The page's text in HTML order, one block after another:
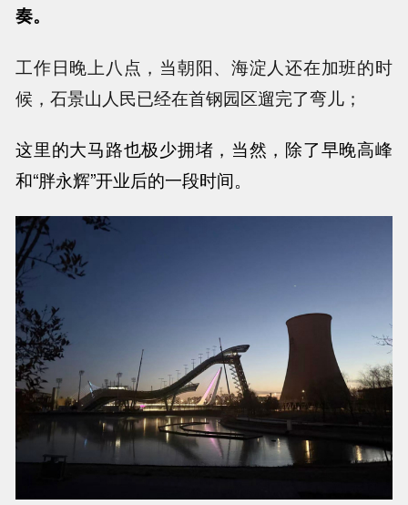
奏。
工作日晚上八点，当朝阳、海淀人还在加班的时
候，石景山人民已经在首钢园区遛完了弯儿；
这里的大马路也极少拥堵，当然，除了早晚高峰
和“胖永辉”开业后的一段时间。